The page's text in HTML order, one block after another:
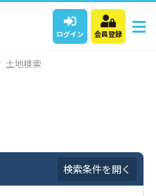
ログイン 会員登録
土地検索
検索条件を開く